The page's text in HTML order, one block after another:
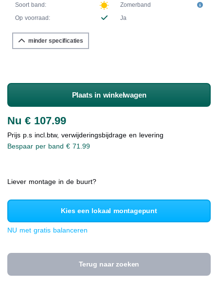
Soort band:
Zomerband
Op voorraad:
Ja
minder specificaties
Plaats in winkelwagen
Nu € 107.99
Prijs p.s incl.btw, verwijderingsbijdrage en levering
Bespaar per band € 71.99
Liever montage in de buurt?
Kies een lokaal montagepunt
NU met gratis balanceren
Terug naar zoeken